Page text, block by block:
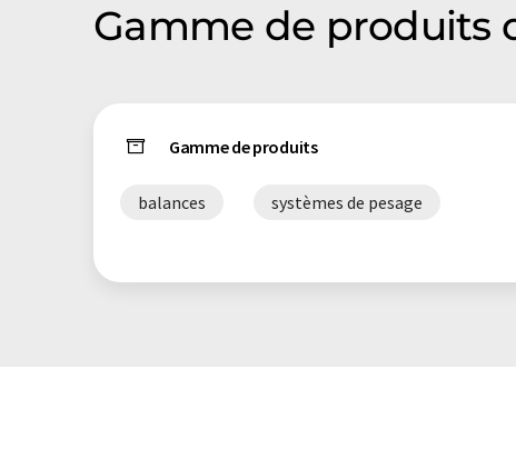
Gamme de produits
Gamme de produits
balances systèmes de pesage